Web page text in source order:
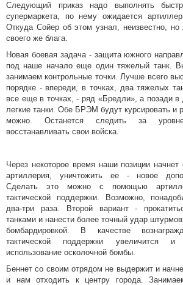
Следующий приказ надо выполнять
супермаркета, по нему ожидается
Откуда Сойер об этом узнал, неизвестно,
своего же блага.
Новая боевая задача - защита южного
под наше начало еще один тяжелый танк.
занимаем контрольные точки. Лучше всего
порядке - впереди, в точках, два тяжелых
все еще в точках, - ряд «Бредли», а позади в
легкие танки. Обе БРЭМ будут курсировать и
можно. Останется следить за
восстанавливать свои войска.
Через некоторое время наши позиции начнет
артиллерия, уничтожить ее - новое
Сделать это можно с помощью
тактической поддержки. Возможно,
два-три раза. Второй вариант -
танками и нанести более точный удар
бомбардировкой. В качестве
тактической поддержки увеличится
использование осколочной бомбы.
Беннет со своим отрядом не выдержит и
и нам отходить к центру города.